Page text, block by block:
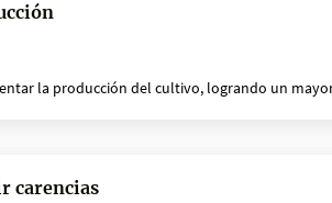
la producción del cultivo, logrando un
carencias